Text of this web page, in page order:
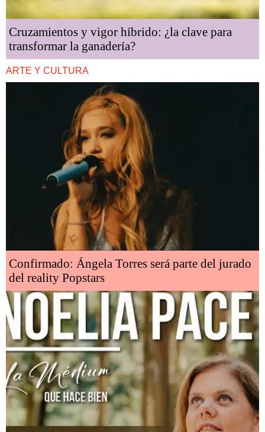
Cruzamientos y vigor híbrido: ¿la clave para
transformar la ganadería?
ARTE Y CULTURA
Confirmado: Ángela Torres será parte del jurado
del reality Popstars